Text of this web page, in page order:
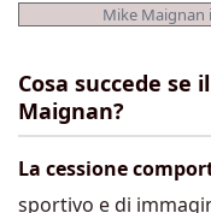
Mike Maignan
Cosa succede se
Maignan?
La cessione
sportivo e di